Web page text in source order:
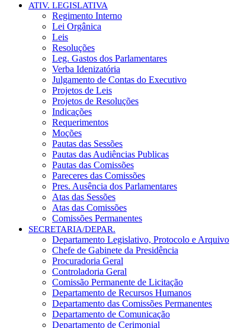
ATIV. LEGISLATIVA
Regimento Interno
Lei Orgânica
Leis
Resoluções
Leg. Gastos dos Parlamentares
Verba Idenizatória
Julgamento de Contas do Executivo
Projetos de Leis
Projetos de Resoluções
Indicações
Requerimentos
Moções
Pautas das Sessões
Pautas das Audiências Publicas
Pautas das Comissões
Pareceres das Comissões
Pres. Ausência dos Parlamentares
Atas das Sessões
Atas das Comissões
Comissões Permanentes
SECRETARIA/DEPAR.
Departamento Legislativo, Protocolo e Arquivo
Chefe de Gabinete da Presidência
Procuradoria Geral
Controladoria Geral
Comissão Permanente de Licitação
Departamento de Recursos Humanos
Departamento das Comissões Permanentes
Departamento de Comunicação
Departamento de Cerimonial